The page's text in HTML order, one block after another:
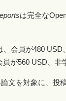
は完全な
会員が480 USD
が560 USD、非
論文を対象に、投